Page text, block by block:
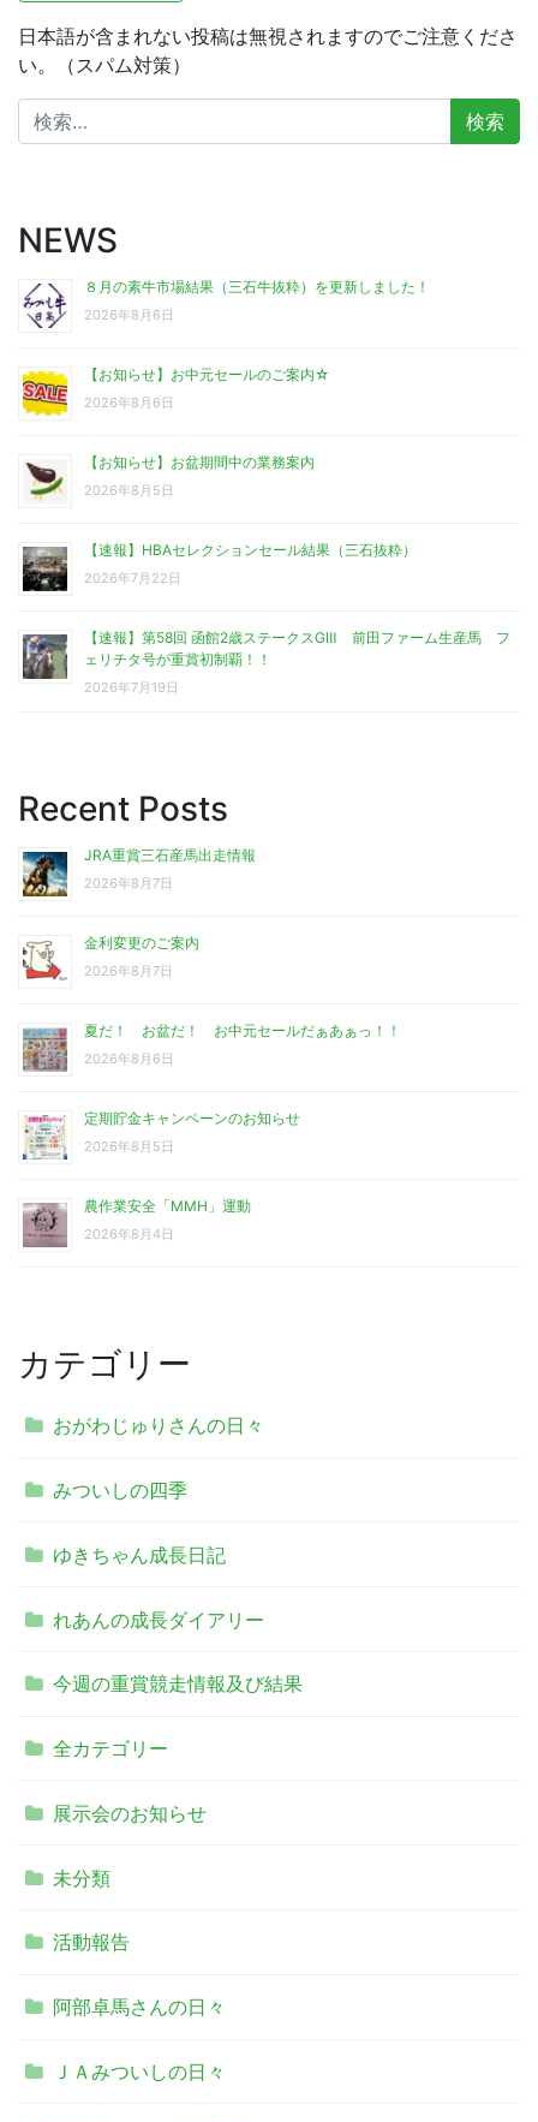
日本語が含まれない投稿は無視されますのでご注意くださ
い。（スパム対策）
検
索:
NEWS
８月の素牛市場結果（三石牛抜粋）を更新しました！
2026年8月6日
【お知らせ】お中元セールのご案内☆
2026年8月6日
【お知らせ】お盆期間中の業務案内
2026年8月5日
【速報】HBAセレクションセール結果（三石抜粋）
2026年7月22日
【速報】第58回 函館2歳ステークスGⅢ 前田ファーム生産馬 フ
ェリチタ号が重賞初制覇！！
2026年7月19日
Recent Posts
JRA重賞三石産馬出走情報
2026年8月7日
金利変更のご案内
2026年8月7日
夏だ！ お盆だ！ お中元セールだぁあぁっ！！
2026年8月6日
定期貯金キャンペーンのお知らせ
2026年8月5日
農作業安全「MMH」運動
2026年8月4日
カテゴリー
おがわじゅりさんの日々
みついしの四季
ゆきちゃん成長日記
れあんの成長ダイアリー
今週の重賞競走情報及び結果
全カテゴリー
展示会のお知らせ
未分類
活動報告
阿部卓馬さんの日々
ＪＡみついしの日々